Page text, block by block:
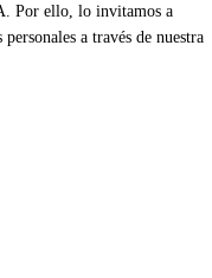
Por ello, lo invitamos a
a través de nuestra